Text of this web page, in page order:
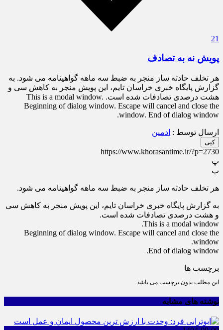
21
پویش نه به تصادف
هر تخلف حادثه ساز منجر به ضبط سه ماهه گواهینامه می شود. به
گزارش پایگاه خبری خراسان تایم، این پویش منجر به کاهش سی و
هشت درصدی تصادفات شده است. This is a modal window.
Beginning of dialog window. Escape will cancel and close the
window. End of dialog window.
ارسال توسط : ادمین
کپی
https://www.khorasantime.ir/?p=2730
پ
پ
هر تخلف حادثه ساز منجر به ضبط سه ماهه گواهینامه می شود.
به گزارش پایگاه خبری خراسان تایم، این پویش منجر به کاهش سی
و هشت درصدی تصادفات شده است.
This is a modal window.
Beginning of dialog window. Escape will cancel and close the
window.
End of dialog window.
برچسب ها
این مطلب بدون برچسب می باشد.
نوشته های مشابه